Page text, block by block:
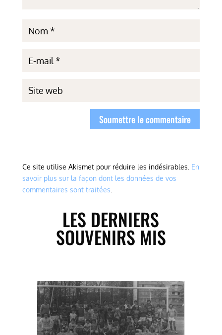
Soumettre le commentaire
Ce site utilise Akismet pour réduire les indésirables. En
savoir plus sur la façon dont les données de vos
commentaires sont traitées
LES DERNIERS
SOUVENIRS MIS